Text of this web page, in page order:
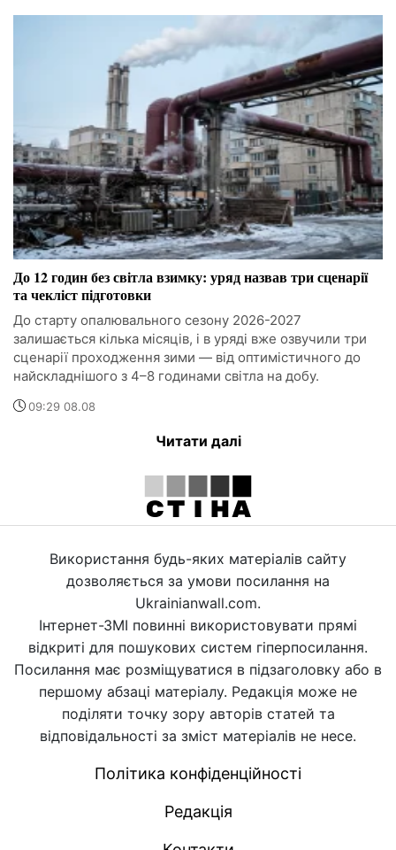
До 12 годин без світла взимку: уряд назвав три сценарії
та чекліст підготовки
До старту опалювального сезону 2026-2027
залишається кілька місяців, і в уряді вже озвучили три
сценарії проходження зими — від оптимістичного до
найскладнішого з 4–8 годинами світла на добу.
09:29 08.08
Читати далі
Використання будь-яких матеріалів сайту
дозволяється за умови посилання на
Ukrainianwall.com.
Інтернет-ЗМІ повинні використовувати прямі
відкриті для пошукових систем гіперпосилання.
Посилання має розміщуватися в підзаголовку або в
першому абзаці матеріалу. Редакція може не
поділяти точку зору авторів статей та
відповідальності за зміст матеріалів не несе.
Політика конфіденційності
Редакція